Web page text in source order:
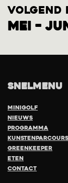
Volgend
Mei –
Snelmenu
Minigolf
Nieuws
Programma
Kunstenparcours
Greenkeeper
eten
Contact